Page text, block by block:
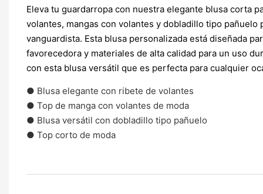
Eleva tu guardarropa con nuestra elegante blusa corta
volantes, mangas con volantes y dobladillo tipo pañuelo
vanguardista. Esta blusa personalizada está diseñada
favorecedora y materiales de alta calidad para un uso
con esta blusa versátil que es perfecta para cualquier
● Blusa elegante con ribete de volantes
● Top de manga con volantes de moda
● Blusa versátil con dobladillo tipo pañuelo
● Top corto de moda